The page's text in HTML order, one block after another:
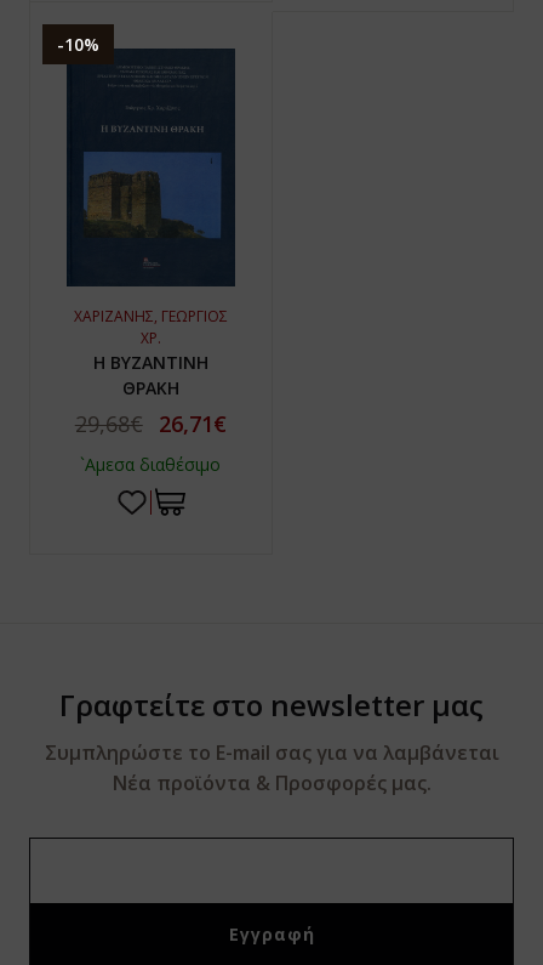
-10%
ΧΑΡΙΖΑΝΗΣ, ΓΕΩΡΓΙΟΣ
ΧΡ.
Η ΒΥΖΑΝΤΙΝΗ
ΘΡΑΚΗ
29,68€ 26,71€
`Αμεσα διαθέσιμο
Γραφτείτε στο newsletter μας
Συμπληρώστε το E-mail σας για να λαμβάνεται
Νέα προϊόντα & Προσφορές μας.